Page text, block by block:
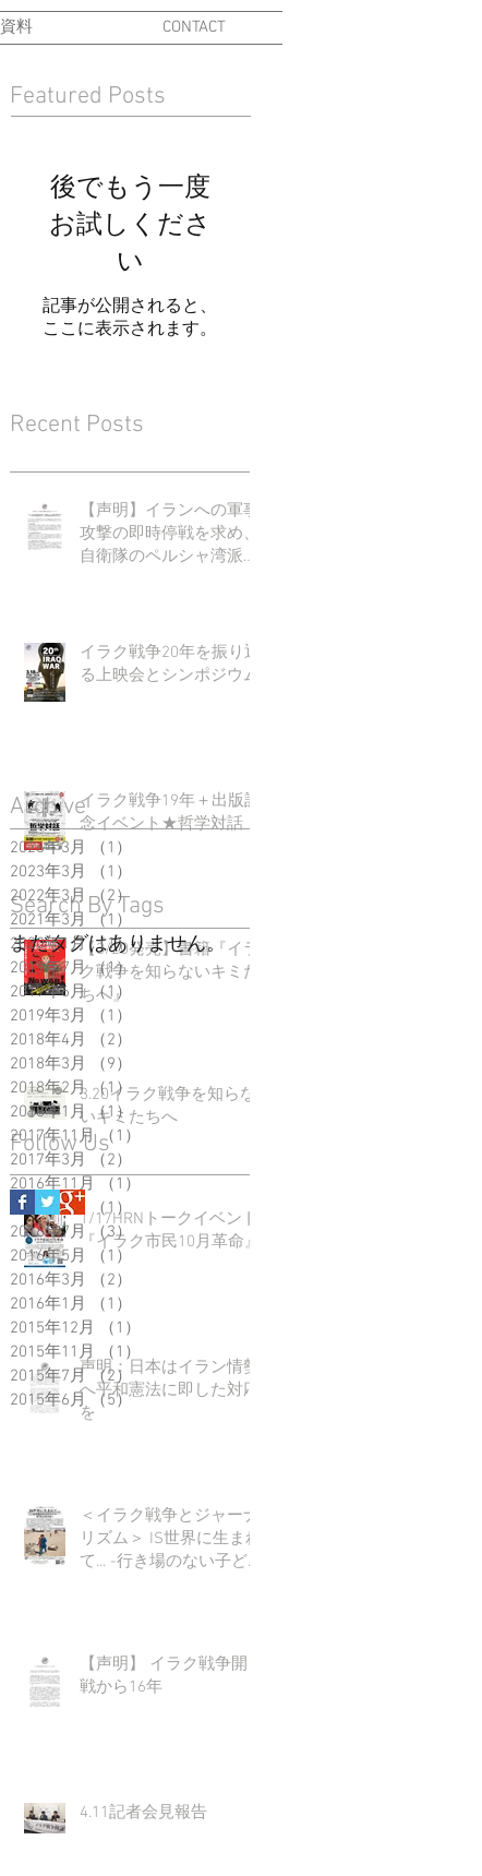
資料 CONTACT
Featured Posts
後でもう一度
お試しくださ
い
記事が公開されると、
ここに表示されます。
Recent Posts
【声明】イランへの軍事
攻撃の即時停戦を求め、
自衛隊のペルシャ湾派遣
イラク戦争20年を振り返
る上映会とシンポジウム
イラク戦争19年＋出版記
念イベント★哲学対話
【3/20発売】書籍『イラ
ク戦争を知らないキミた
ちへ』
3.20イラク戦争を知らな
いキミたちへ
1/17HRNトークイベント
『イラク市民10月革命』
声明：日本はイラン情勢
へ平和憲法に即した対応
を
＜イラク戦争とジャーナ
リズム＞ IS世界に生まれ
て... -行き場のない子ど
【声明】 イラク戦争開
戦から16年
4.11記者会見報告
Follow Us
まだタグはありません。
Search By Tags
2026年3月 （1）
2023年3月
（1）
2022年3月 （2）2件の記事
2021年3月
（1）
1件の記事
2020年1月 （1）1件の記事
2019年7月 （1）1件の記事
2019年6月 （1）
2019年3月
（1）
2018年4月
（2）
2018年3月
（9）
2018年2月 （1）1件の記事
2018年1月 （1）1件の記事
2017年11月 （1）
2017年3月
（2）
2016年11月
（1）
2016年8月 （1）1件の記事
2016年7月 （3） 3件の記事
2016年5月
（1）
2016年3月
（2）
2016年1月
（1）
2015年12月
（1）
2015年11月
（1）
2015年7月 （2）2件の記事
2015年6月 （5）5件の記事
Archive